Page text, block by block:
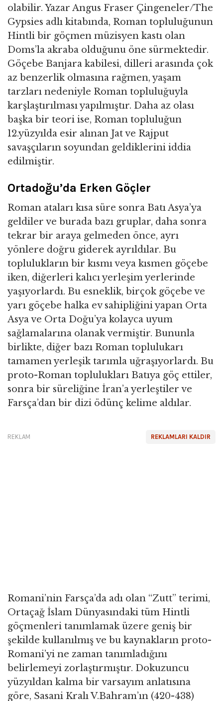
olabilir. Yazar Angus Fraser Çingeneler/The
Gypsies adlı kitabında, Roman topluluğunun
Hintli bir göçmen müzisyen kastı olan
Doms’la akraba olduğunu öne sürmektedir.
Göçebe Banjara kabilesi, dilleri arasında çok
az benzerlik olmasına rağmen, yaşam
tarzları nedeniyle Roman topluluğuyla
karşlaştırılması yapılmıştır. Daha az olası
başka bir teori ise, Roman topluluğun
12.yüzyılda esir alınan Jat ve Rajput
savaşçıların soyundan geldiklerini iddia
edilmiştir.
Ortadoğu’da Erken Göçler
Roman ataları kısa süre sonra Batı Asya’ya
geldiler ve burada bazı gruplar, daha sonra
tekrar bir araya gelmeden önce, ayrı
yönlere doğru giderek ayrıldılar. Bu
toplulukların bir kısmı veya kısmen göçebe
iken, diğerleri kalıcı yerleşim yerlerinde
yaşıyorlardı. Bu esneklik, birçok göçebe ve
yarı göçebe halka ev sahipliğini yapan Orta
Asya ve Orta Doğu’ya kolayca uyum
sağlamalarına olanak vermiştir. Bununla
birlikte, diğer bazı Roman toplulukarı
tamamen yerleşik tarımla uğraşıyorlardı. Bu
proto-Roman toplulukları Batıya göç ettiler,
sonra bir süreliğine İran’a yerleştiler ve
Farsça’dan bir dizi ödünç kelime aldılar.
REKLAMLARI KALDIR
REKLAM
Romani’nin Farsça’da adı olan “Zutt” terimi,
Ortaçağ İslam Dünyasındaki tüm Hintli
göçmenleri tanımlamak üzere geniş bir
şekilde kullanılmış ve bu kaynakların proto-
Romani’yi ne zaman tanımladığını
belirlemeyi zorlaştırmıştır. Dokuzuncu
yüzyıldan kalma bir varsayım anlatısına
göre, Sasani Kralı V.Bahram’ın (420-438)